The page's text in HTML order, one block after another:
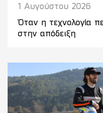
1 Αυγούστου 2026
Όταν η τεχνολογία
στην απόδειξη